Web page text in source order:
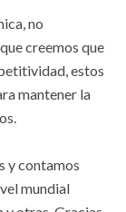
no
creemos que
estos
mantener la
y contamos
mundial